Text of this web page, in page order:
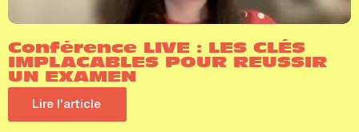
Conférence LIVE : LES CLÉS
IMPLACABLES POUR REUSSIR
UN EXAMEN
Lire l'article